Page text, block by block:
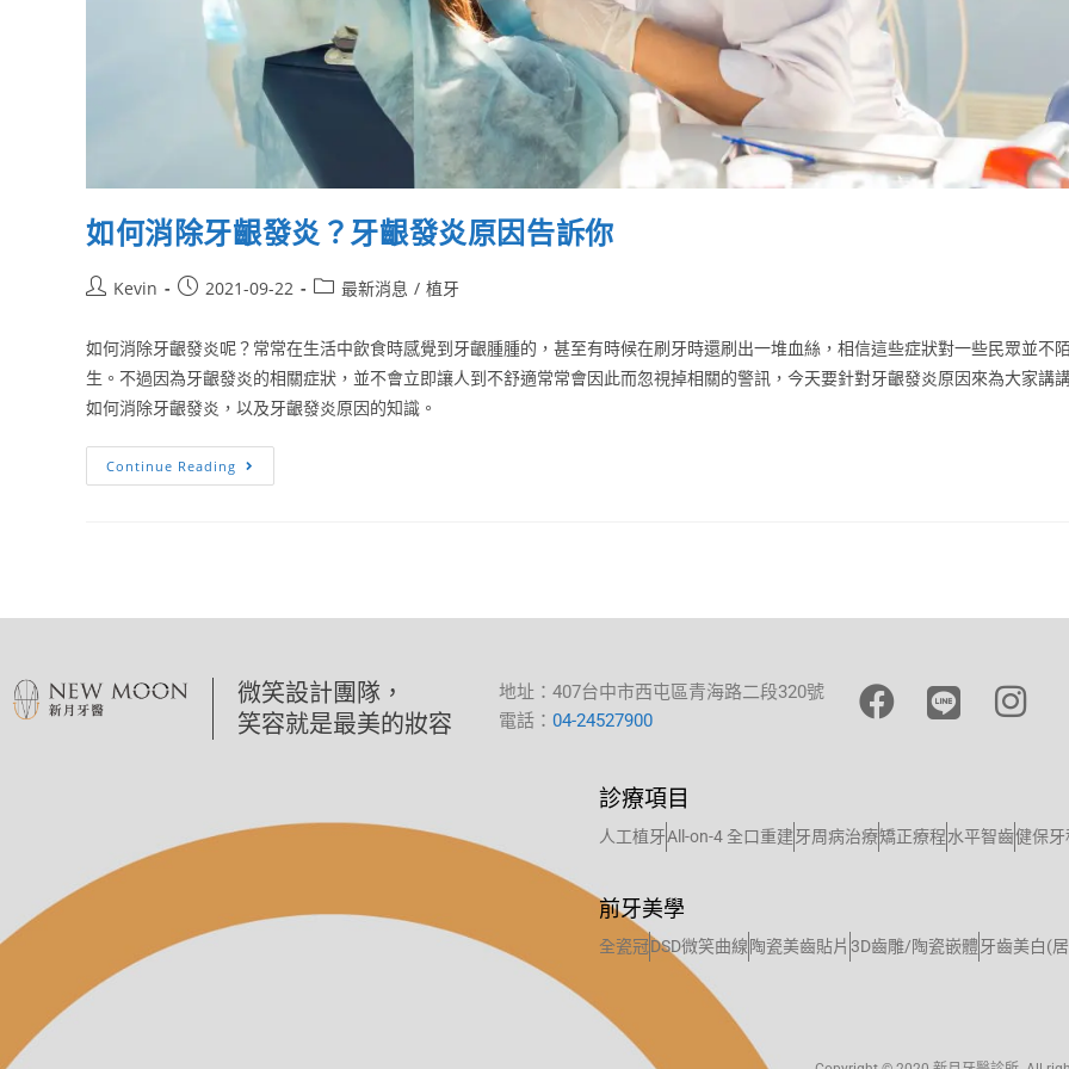
如何消除牙齦發炎？牙齦發炎原因告訴你
Kevin 2021-09-22 最新消息 / 植牙
如何消除牙齦發炎呢？常常在生活中飲食時感覺到牙齦腫腫的，甚至有時候在刷牙時還刷出一堆血絲，相信這些症狀對一些民眾並不
生。不過因為牙齦發炎的相關症狀，並不會立即讓人到不舒適常常會因此而忽視掉相關的警訊，今天要針對牙齦發炎原因來為大家講
如何消除牙齦發炎，以及牙齦發炎原因的知識。
Continue Reading
微笑設計團隊，
笑容就是最美的妝容
地址：407台中市西屯區青海路二段320號
電話： 04-24527900
診療項目
人工植牙All-on-4 全口重建牙周病治療矯正療程水平智齒健保牙
前牙美學
全瓷冠DSD微笑曲線 陶瓷美齒貼片 3D齒雕/陶瓷嵌體牙齒美白(